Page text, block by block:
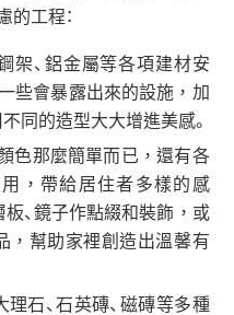
工程：
架、鋁金屬等各項建材安
些會暴露出來的設施，加
同的造型大大增進美感。
色那麼簡單而已，還有各
，帶給居住者多樣的感
板、鏡子作點綴和裝飾，或
，幫助家裡創造出溫馨有
理石、石英磚、磁磚等多種